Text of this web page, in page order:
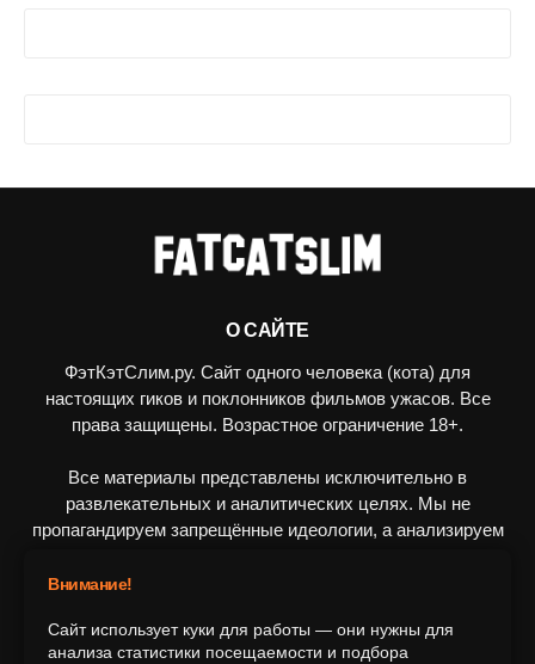
О САЙТЕ
ФэтКэтСлим.ру. Сайт одного человека (кота) для
настоящих гиков и поклонников фильмов ужасов. Все
права защищены. Возрастное ограничение 18+.
Все материалы представлены исключительно в
развлекательных и аналитических целях. Мы не
пропагандируем запрещённые идеологии, а анализируем
ПОДПИШИТЕСЬ НА НАС
Внимание!
Сайт использует куки для работы — они нужны для
анализа статистики посещаемости и подбора